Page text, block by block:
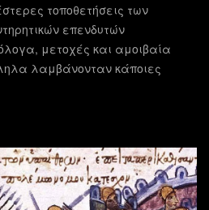
τοποθετήσεις των
επενδυτών
μετοχές και αμοιβαία
λαμβάνονταν κάποιες